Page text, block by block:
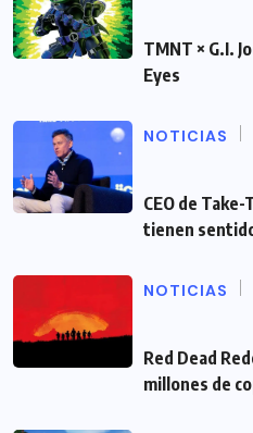
TMNT × G.I.
Eyes
NOTICIAS
CEO de
tienen
NOTICIAS
Red Dead
millones de